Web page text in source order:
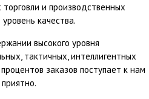
и производственных
качества.
высокого уровня
тактичных, интеллигентных
заказов поступает к нам